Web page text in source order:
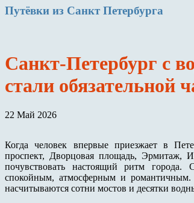
Путёвки из Санкт Петербурга
Санкт-Петербург с
стали обязательной
22 Май 2026
Когда человек впервые приезжает в
проспект, Дворцовая площадь, Эрмитаж,
почувствовать настоящий ритм
спокойным, атмосферным и романтичным.
насчитываются сотни мостов и десятки